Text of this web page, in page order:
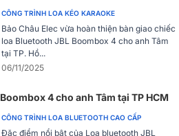
CÔNG TRÌNH LOA KÉO KARAOKE
Bảo Châu Elec vừa hoàn thiện bàn giao chiếc
loa Bluetooth JBL Boombox 4 cho anh Tâm
tại TP. Hồ...
06/11/2025
4 cho anh Tâm tại TP HCM
CÔNG TRÌNH LOA BLUETOOTH CAO CẤP
Đặc điểm nổi bật của Loa bluetooth JBL